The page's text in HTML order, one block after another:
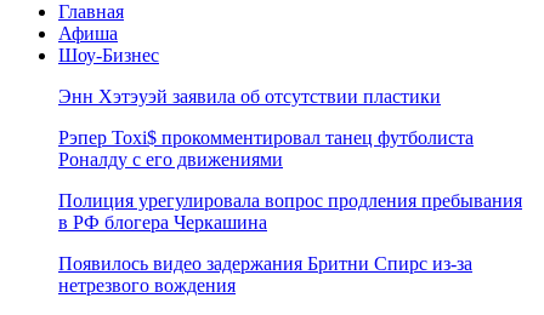
Главная
Афиша
Шоу-Бизнес
Энн Хэтэуэй заявила об отсутствии пластики
Рэпер Toxi$ прокомментировал танец футболиста
Роналду с его движениями
Полиция урегулировала вопрос продления пребывания
в РФ блогера Черкашина
Появилось видео задержания Бритни Спирс из-за
нетрезвого вождения